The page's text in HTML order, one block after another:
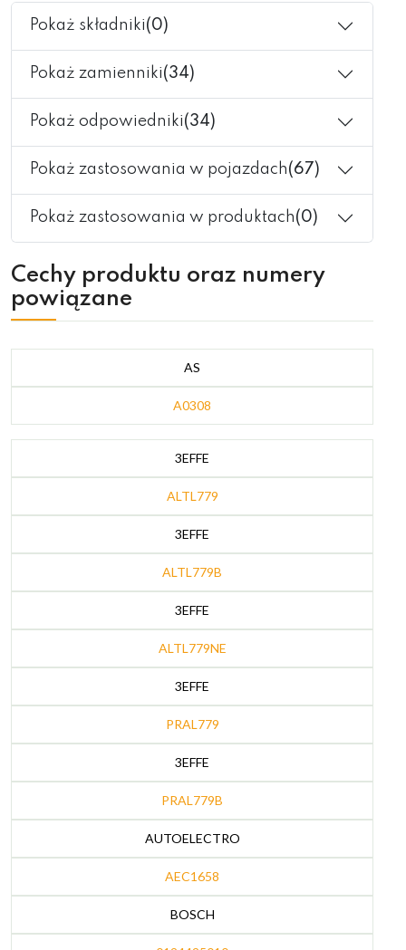
Pokaż składniki(0)
Pokaż zamienniki(34)
Pokaż odpowiedniki(34)
Pokaż zastosowania w pojazdach(67)
Pokaż zastosowania w produktach(0)
Cechy produktu oraz numery
powiązane
AS
A0308
3EFFE
ALTL779
3EFFE
ALTL779B
3EFFE
ALTL779NE
3EFFE
PRAL779
3EFFE
PRAL779B
AUTOELECTRO
AEC1658
BOSCH